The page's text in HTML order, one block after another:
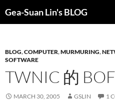
Gea-Suan Lin's BLOG
BLOG,COMPUTER,MURMURING,
SOFTWARE
TWNIC 的 BOF
MARCH 30, 2005 GSLIN 1